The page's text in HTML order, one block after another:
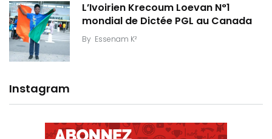
L’Ivoirien Krecoum Loevan N°1
mondial de Dictée PGL au Canada
By Essenam K²
Instagram